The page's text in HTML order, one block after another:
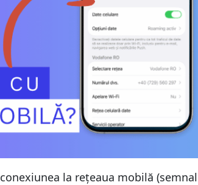
la rețeaua mobilă